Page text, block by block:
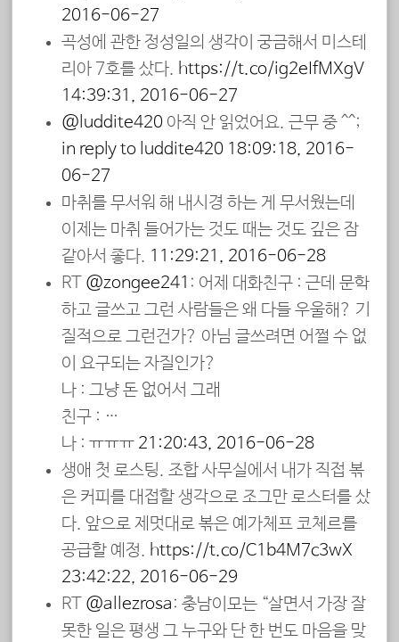
2016-06-27
곡성에 관한 정성일의 생각이 궁금해서 미스테
리아 7호를 샀다. https://t.co/ig2eIfMXgV
14:39:31, 2016-06-27
@luddite420 아직 안 읽었어요. 근무 중 ^^;
in reply to luddite420 18:09:18, 2016-
06-27
마취를 무서워 해 내시경 하는 게 무서웠는데
이제는 마취 들어가는 것도 때는 것도 깊은 잠
같아서 좋다. 11:29:21, 2016-06-28
RT @zongee241 : 어제 대화친구 : 근데 문학
하고 글쓰고 그런 사람들은 왜 다들 우울해? 기
질적으로 그런건가? 아님 글쓰려면 어쩔 수 없
이 요구되는 자질인가?
나 : 그냥 돈 없어서 그래
친구 : …
나 : ㅠㅠㅠ 21:20:43, 2016-06-28
생애 첫 로스팅. 조합 사무실에서 내가 직접 볶
은 커피를 대접할 생각으로 조그만 로스터를 샀
다. 앞으로 제멋대로 볶은 예가체프 코체르를
공급할 예정. https://t.co/C1b4M7c3wX
23:42:22, 2016-06-29
RT @allezrosa: 충남이모는 “살면서 가장 잘
못한 일은 평생 그 누구와 단 한 번도 마음을 맞